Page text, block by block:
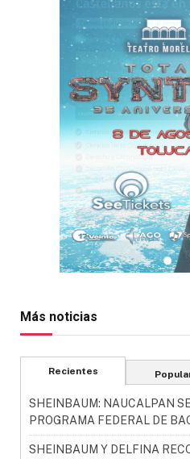
Más noticias
Recientes
SHEINBAUM: NAUCALPAN
PROGRAMA FEDERAL DE
SHEINBAUM Y DELFINA